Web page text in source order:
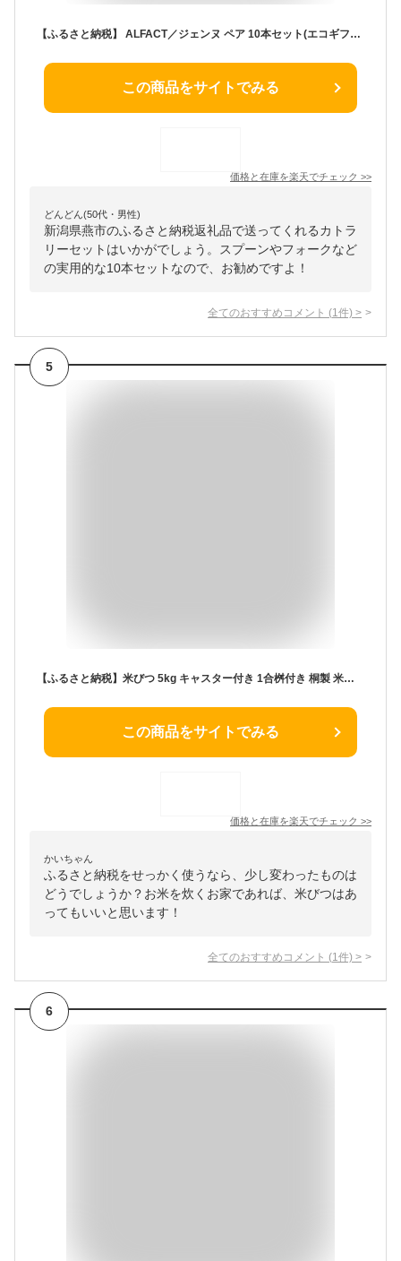
【ふるさと納税】 ALFACT／ジェンヌ ペア 10本セット(エコギフト箱入れ)【 スプーン フォーク セット カトラリー 食器 ギフト ナイフ ステンレス プレゼント 贈り物 送料無料 燕三条 新潟県 燕市 】
この商品をサイトでみる
価格と在庫を楽天でチェック >>
どんどん(50代・男性)
新潟県燕市のふるさと納税返礼品で送ってくれるカトラ
リーセットはいかがでしょう。スプーンやフォークなど
の実用的な10本セットなので、お勧めですよ！
全てのおすすめコメント (1 件) >
5
【ふるさと納税】米びつ 5kg キャスター付き 1合桝付き 桐製 米櫃 米びつ 米櫃 こめびつ ライスストッカー ライスボックス お米保管 収納 W200×D235×H288mm 調湿性 防虫効果 生活雑貨 キッチン雑貨 台所用品 新生活 増田桐箱店 九州産 送料無料
この商品をサイトでみる
価格と在庫を楽天でチェック >>
かいちゃん
ふるさと納税をせっかく使うなら、少し変わったものは
どうでしょうか？お米を炊くお家であれば、米びつはあ
ってもいいと思います！
全てのおすすめコメント (1 件) >
6